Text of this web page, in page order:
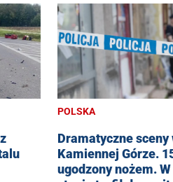
POLSKA
Dramatyczne sceny
Kamiennej Górze.
ugodzony nożem.